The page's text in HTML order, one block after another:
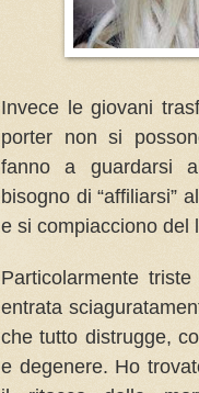
Invece le giovani
porter non si
fanno a guardarsi
bisogno di “affiliarsi”
e si compiacciono del
Particolarmente
entrata
che tutto distrugge,
e degenere. Ho